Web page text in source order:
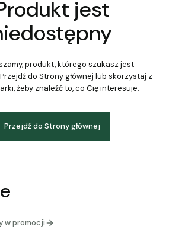
jest
produkt, którego szukasz jest
do Strony głównej lub skorzystaj z
żeby znaleźć to, co Cię interesuje.
Przejdź do Strony głównej
w promocji